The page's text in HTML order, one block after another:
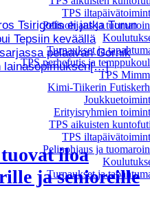
TPS
Pelinohjaus ja
Turnaukset ja
TPS perhefutis ja
TPS
Kimi-Tiikerin
Erityisryhmien
TPS aikuisten
TPS
Pelinohjaus ja
Turnaukset ja
Tsirigotis ei jatka Turun
Tepsiin keväällä
pelaavan Gornik
lainasopimuksen[…]
iloa
ja senioreille